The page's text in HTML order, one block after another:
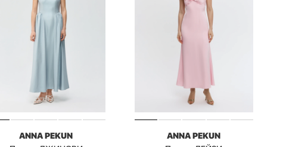
ANNA PEKUN
ANNA PEKUN